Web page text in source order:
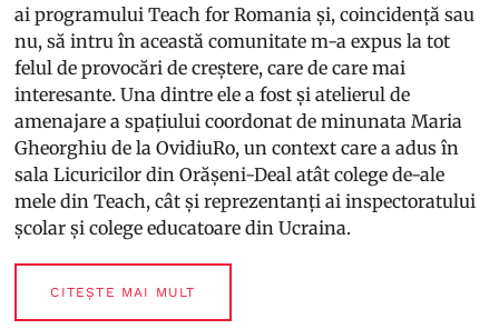
ai programului Teach for Romania și, coincidență sau
nu, să intru în această comunitate m-a expus la tot
felul de provocări de creștere, care de care mai
interesante. Una dintre ele a fost și atelierul de
amenajare a spațiului coordonat de minunata Maria
Gheorghiu de la OvidiuRo, un context care a adus în
sala Licuricilor din Orășeni-Deal atât colege de-ale
mele din Teach, cât și reprezentanți ai inspectoratului
școlar și colege educatoare din Ucraina.
CITEȘTE MAI MULT